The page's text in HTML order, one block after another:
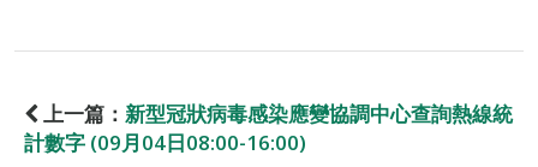
上一篇： 新型冠狀病毒感染應變協調中心查詢熱線統
計數字 (09月04日08:00-16:00)